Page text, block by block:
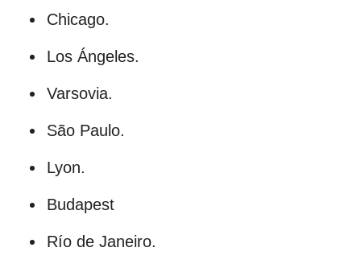
Chicago.
Los Ángeles.
Varsovia.
São Paulo.
Lyon.
Budapest
Río de Janeiro.